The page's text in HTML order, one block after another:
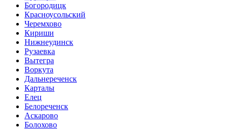
Богородицк
Красноусольский
Черемхово
Кириши
Нижнеудинск
Рузаевка
Вытегра
Воркута
Дальнереченск
Карталы
Елец
Белореченск
Аскарово
Болохово